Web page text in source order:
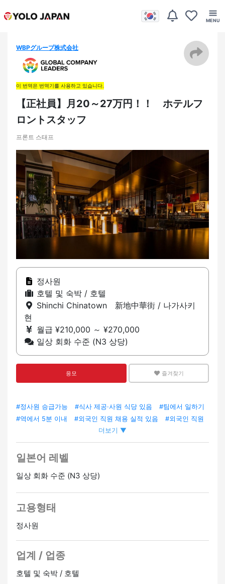
WBPグループ株式会社
이 번역은 번역기를 사용하고 있습니다.
【正社員】月20～27万円！！ ホテルフ
ロントスタッフ
프론트 스태프
정사원
호텔 및 숙박 / 호텔
Shinchi Chinatown 新地中華街 / 나가사키
현
월급 ¥210,000 ～ ¥270,000
일상 회화 수준 (N3 상당)
응모 즐겨찾기
#정사원 승급가능 #식사 제공·사원 식당 있음
#팀에서 일하기
#역에서 5분 이내
#외국인 직원 채용 실적 있음
#외국인 직원
더보기 ▼
일본어 레벨
일상 회화 수준 (N3 상당)
고용형태
정사원
업계 / 업종
호텔 및 숙박 / 호텔